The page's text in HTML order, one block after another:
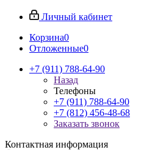
Личный кабинет
Корзина0
Отложенные0
+7 (911) 788-64-90
Назад
Телефоны
+7 (911) 788-64-90
+7 (812) 456-48-68
Заказать звонок
Контактная информация